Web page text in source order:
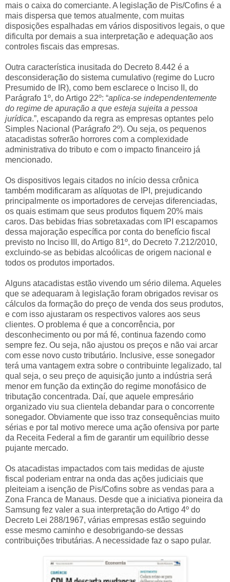
mais o caixa do comerciante. A legislação de Pis/Cofins é a
mais dispersa que temos atualmente, com muitas
disposições espalhadas em vários dispositivos legais, o que
dificulta por demais a sua interpretação e adequação aos
controles fiscais das empresas.
Outra característica inusitada do Decreto 8.442 é a
desconsideração do sistema cumulativo (regime do Lucro
Presumido de IR), como bem esclarece o Inciso II, do
Parágrafo 1º, do Artigo 22º: “aplica-se independentemente
do regime de apuração a que esteja sujeita a pessoa
jurídica.”, escapando da regra as empresas optantes pelo
Simples Nacional (Parágrafo 2º). Ou seja, os pequenos
atacadistas sofrerão horrores com a complexidade
administrativa do tributo e com o impacto financeiro já
mencionado.
Os dispositivos legais citados no início dessa crônica
também modificaram as alíquotas de IPI, prejudicando
principalmente os importadores de cervejas diferenciadas,
os quais estimam que seus produtos fiquem 20% mais
caros. Das bebidas frias sobretaxadas com IPI escapamos
dessa majoração específica por conta do benefício fiscal
previsto no Inciso III, do Artigo 81º, do Decreto 7.212/2010,
excluindo-se as bebidas alcoólicas de origem nacional e
todos os produtos importados.
Alguns atacadistas estão vivendo um sério dilema. Aqueles
que se adequaram à legislação foram obrigados revisar os
cálculos da formação do preço de venda dos seus produtos,
e com isso ajustaram os respectivos valores aos seus
clientes. O problema é que a concorrência, por
desconhecimento ou por má fé, continua fazendo como
sempre fez. Ou seja, não ajustou os preços e não vai arcar
com esse novo custo tributário. Inclusive, esse sonegador
terá uma vantagem extra sobre o contribuinte legalizado, tal
qual seja, o seu preço de aquisição junto a indústria será
menor em função da extinção do regime monofásico de
tributação concentrada. Daí, que aquele empresário
organizado viu sua clientela debandar para o concorrente
sonegador. Obviamente que isso traz consequências muito
sérias e por tal motivo merece uma ação ofensiva por parte
da Receita Federal a fim de garantir um equilíbrio desse
pujante mercado.
Os atacadistas impactados com tais medidas de ajuste
fiscal poderiam entrar na onda das ações judiciais que
pleiteiam a isenção de Pis/Cofins sobre as vendas para a
Zona Franca de Manaus. Desde que a iniciativa pioneira da
Samsung fez valer a sua interpretação do Artigo 4º do
Decreto Lei 288/1967, várias empresas estão seguindo
esse mesmo caminho e desobrigando-se dessas
contribuições tributárias. A necessidade faz o sapo pular.